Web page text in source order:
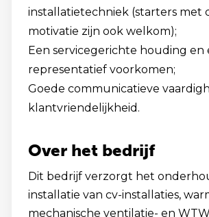
installatietechniek (starters met
motivatie zijn ook welkom);
Een servicegerichte houding en
representatief voorkomen;
Goede communicatieve
klantvriendelijkheid.
Over het bedrijf
Dit bedrijf verzorgt het
installatie van cv-installaties,
mechanische ventilatie- en